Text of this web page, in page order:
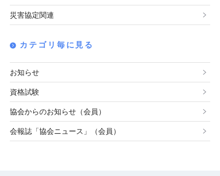
災害協定関連
カテゴリ毎に見る
お知らせ
資格試験
協会からのお知らせ（会員）
会報誌「協会ニュース」（会員）